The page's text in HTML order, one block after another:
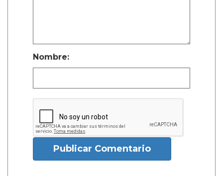
Nombre:
Publicar Comentario